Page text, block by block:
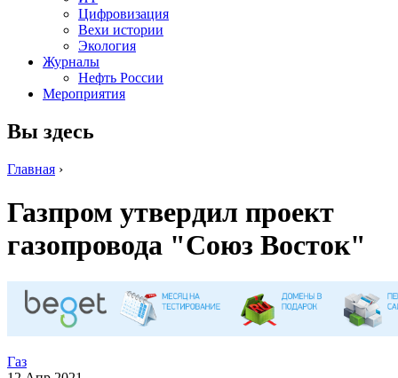
Цифровизация
Вехи истории
Экология
Журналы
Нефть России
Мероприятия
Вы здесь
Главная ›
Газпром утвердил проект
газопровода "Союз Восток"
Газ